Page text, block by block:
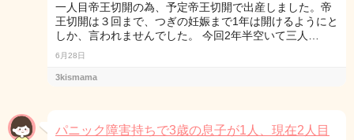
一人目帝王切開の為、予定帝王切開で出産しました。帝
王切開は３回まで、つぎの妊娠まで1年は開けるようにと
しか、言われませんでした。 今回2年半空いて三人…
6月28日
3kismama
パニック障害持ちで3歳の息子が1人、現在2人目